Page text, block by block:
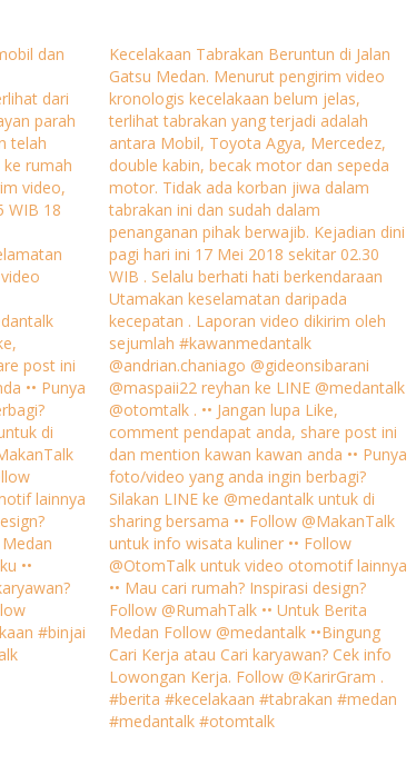
dan
dari
parah
telah
ke rumah
video,
WIB 18
post ini
•• Punya
di
lainnya
••
#binjai
Kecelakaan Tabrakan Beruntun di Jalan
Gatsu Medan. Menurut pengirim video
kronologis kecelakaan belum jelas,
terlihat tabrakan yang terjadi adalah
antara Mobil, Toyota Agya, Mercedez,
double kabin, becak motor dan sepeda
motor. Tidak ada korban jiwa dalam
tabrakan ini dan sudah dalam
penanganan pihak berwajib. Kejadian dini
pagi hari ini 17 Mei 2018 sekitar 02.30
WIB . Selalu berhati hati berkendaraan
Utamakan keselamatan daripada
kecepatan . Laporan video dikirim oleh
sejumlah #kawanmedantalk
@andrian.chaniago @gideonsibarani
@maspaii22 reyhan ke LINE @medantalk
@otomtalk . •• Jangan lupa Like,
comment pendapat anda, share post ini
dan mention kawan kawan anda •• Punya
foto/video yang anda ingin berbagi?
Silakan LINE ke @medantalk untuk di
sharing bersama •• Follow @MakanTalk
untuk info wisata kuliner •• Follow
@OtomTalk untuk video otomotif lainnya
•• Mau cari rumah? Inspirasi design?
Follow @RumahTalk •• Untuk Berita
Medan Follow @medantalk ••Bingung
Cari Kerja atau Cari karyawan? Cek info
Lowongan Kerja. Follow @KarirGram .
#berita #kecelakaan #tabrakan #medan
#medantalk #otomtalk